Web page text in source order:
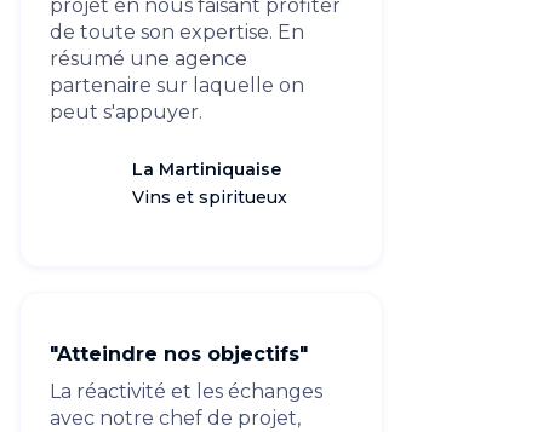
projet en nous faisant profiter
de toute son expertise. En
résumé une agence
partenaire sur laquelle on
peut s'appuyer.
La Martiniquaise
Vins et spiritueux
"Atteindre nos objectifs"
La réactivité et les échanges
avec notre chef de projet,